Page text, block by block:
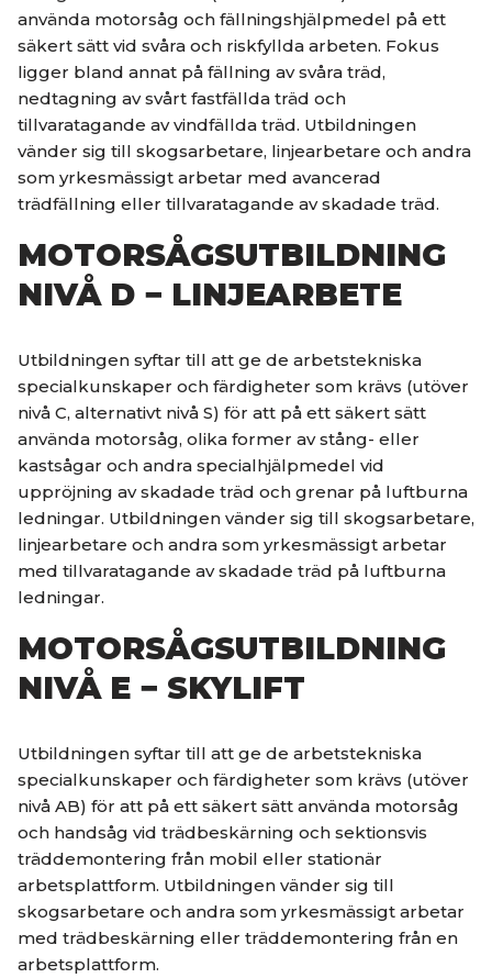
använda motorsåg och fällningshjälpmedel på ett
säkert sätt vid svåra och riskfyllda arbeten. Fokus
ligger bland annat på fällning av svåra träd,
nedtagning av svårt fastfällda träd och
tillvaratagande av vindfällda träd. Utbildningen
vänder sig till skogsarbetare, linjearbetare och andra
som yrkesmässigt arbetar med avancerad
trädfällning eller tillvaratagande av skadade träd.
MOTORSÅGSUTBILDNING
NIVÅ D − LINJEARBETE
Utbildningen syftar till att ge de arbetstekniska
specialkunskaper och färdigheter som krävs (utöver
nivå C, alternativt nivå S) för att på ett säkert sätt
använda motorsåg, olika former av stång- eller
kastsågar och andra specialhjälpmedel vid
uppröjning av skadade träd och grenar på luftburna
ledningar. Utbildningen vänder sig till skogsarbetare,
linjearbetare och andra som yrkesmässigt arbetar
med tillvaratagande av skadade träd på luftburna
ledningar.
MOTORSÅGSUTBILDNING
NIVÅ E − SKYLIFT
Utbildningen syftar till att ge de arbetstekniska
specialkunskaper och färdigheter som krävs (utöver
nivå AB) för att på ett säkert sätt använda motorsåg
och handsåg vid trädbeskärning och sektionsvis
träddemontering från mobil eller stationär
arbetsplattform. Utbildningen vänder sig till
skogsarbetare och andra som yrkesmässigt arbetar
med trädbeskärning eller träddemontering från en
arbetsplattform.